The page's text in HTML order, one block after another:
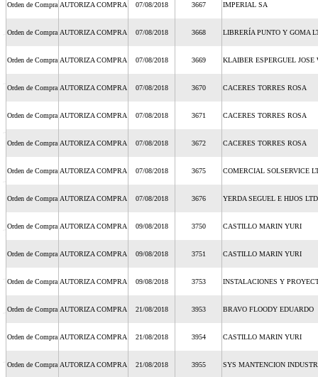
Orden de Compra AUTORIZA COMPRA 07/08/2018 3667 IMPERIAL SA
Orden de Compra AUTORIZA COMPRA 07/08/2018 3668 LIBRERÍA PUNTO Y GOMA
Orden de Compra AUTORIZA COMPRA 07/08/2018 3669 KLAIBER ESPERGUEL JOSE
Orden de Compra AUTORIZA COMPRA 07/08/2018 3670 CACERES TORRES ROSA
Orden de Compra AUTORIZA COMPRA 07/08/2018 3671 CACERES TORRES ROSA
Orden de Compra AUTORIZA COMPRA 07/08/2018 3672 CACERES TORRES ROSA
Orden de Compra AUTORIZA COMPRA 07/08/2018 3675 COMERCIAL SOLSERVICE
Orden de Compra AUTORIZA COMPRA 07/08/2018 3676 YERDA SEGUEL E HIJOS
Orden de Compra AUTORIZA COMPRA 09/08/2018 3750 CASTILLO MARIN YURI
Orden de Compra AUTORIZA COMPRA 09/08/2018 3751 CASTILLO MARIN YURI
Orden de Compra AUTORIZA COMPRA 09/08/2018 3753 INSTALACIONES Y
Orden de Compra AUTORIZA COMPRA 21/08/2018 3953 BRAVO FLOODY EDUARDO
Orden de Compra AUTORIZA COMPRA 21/08/2018 3954 CASTILLO MARIN YURI
Orden de Compra AUTORIZA COMPRA 21/08/2018 3955 SYS MANTENCION